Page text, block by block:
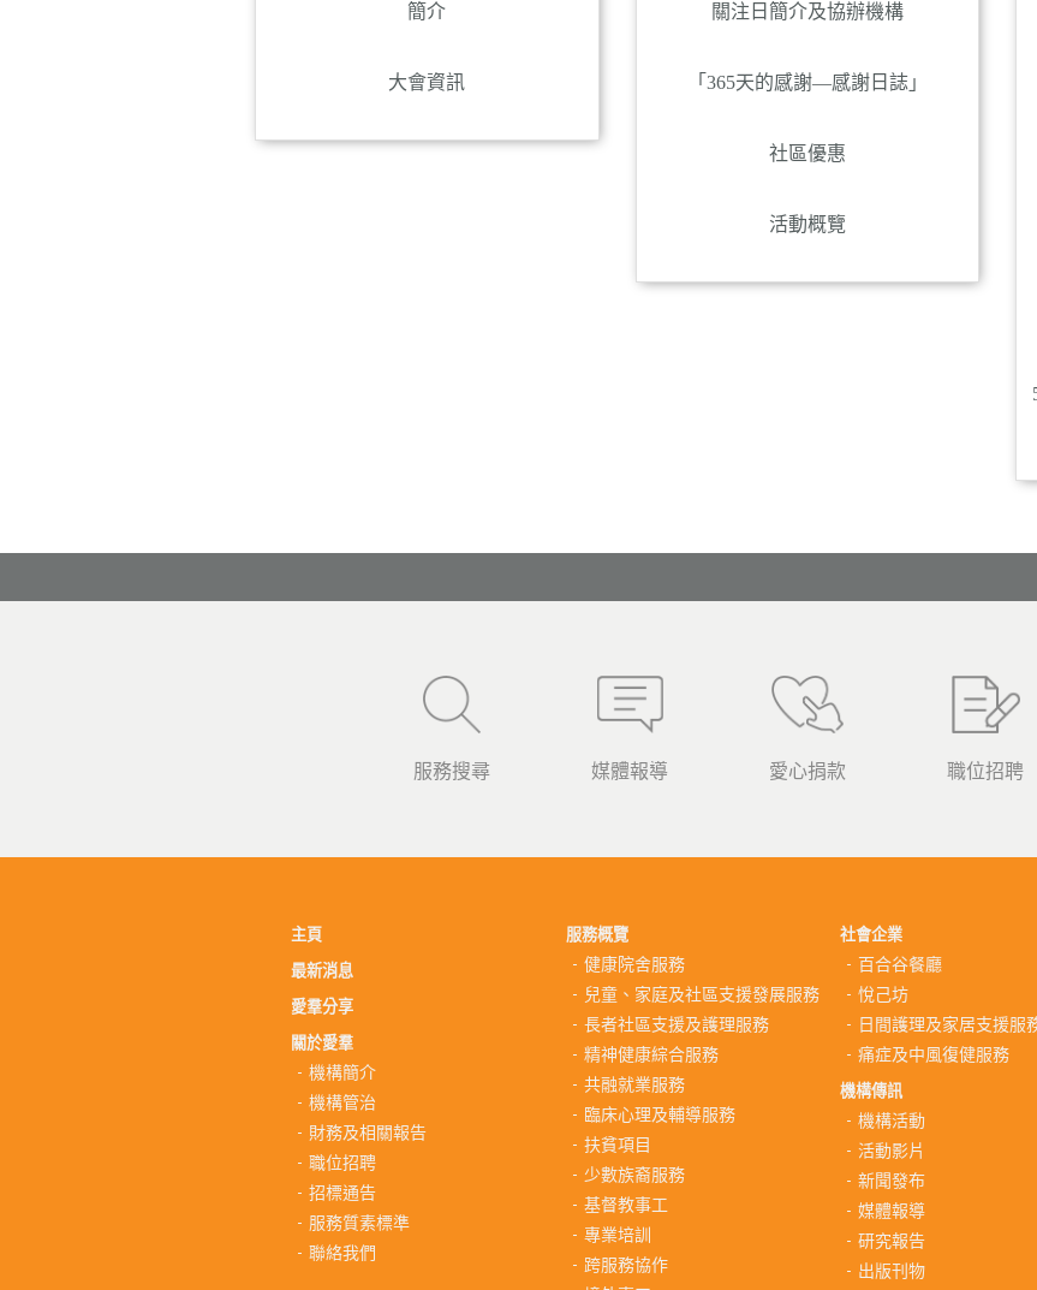
簡介
大會資訊
關注日簡介及協辦機構
「365天的感謝—感謝日誌」
社區優惠
活動概覽
服務搜尋 媒體報導 愛心捐款 職位招聘
主頁
最新消息
愛羣分享
關於愛羣
機構簡介
機構管治
財務及相關報告
職位招聘
招標通告
服務質素標準
聯絡我們
服務概覽
健康院舍服務
兒童、家庭及社區支援發展服務
長者社區支援及護理服務
精神健康綜合服務
共融就業服務
臨床心理及輔導服務
扶貧項目
少數族裔服務
基督教事工
專業培訓
跨服務協作
社會企業
百合谷餐廳
悅己坊
日間護理及家居支援服
痛症及中風復健服務
機構傳訊
機構活動
活動影片
新聞發布
媒體報導
研究報告
出版刊物